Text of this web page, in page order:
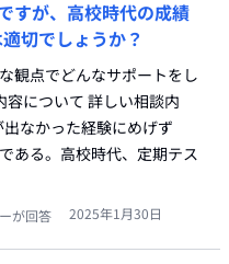
すが、高校時代の成績
切でしょうか？
観点でどんなサポートをし
について 詳しい相談内
なかった経験にめげず
ある。高校時代、定期テス
が回答 2025年1月30日